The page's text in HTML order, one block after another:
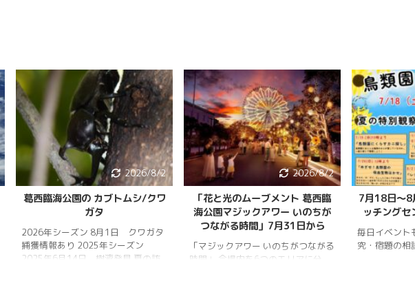
2026/8/2
葛西臨海公園の カブトムシ/クワ
ガタ
2026年シーズン 8月1日 クワガタ
捕獲情報あり 2025年シーズン
2025年6月14日 樹液発見 夏の訪
2026/8/2
「花と光のムーブメント 葛西臨
海公園マジックアワー いのちが
つながる時間」7月31日から
「マジックアワー いのちがつながる
時間」 会場内を6つのエリアに分
7月18日〜
ッチング
毎日イベン
究・宿題の相